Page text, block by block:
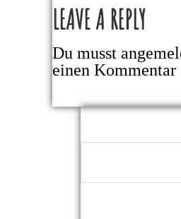
LEAVE A REPLY
Du musst
einen Kommentar